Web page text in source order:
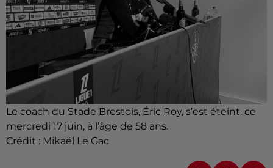
Le coach du Stade Brestois, Éric Roy, s’est éteint, ce
mercredi 17 juin, à l’âge de 58 ans.
Crédit : Mikaël Le Gac